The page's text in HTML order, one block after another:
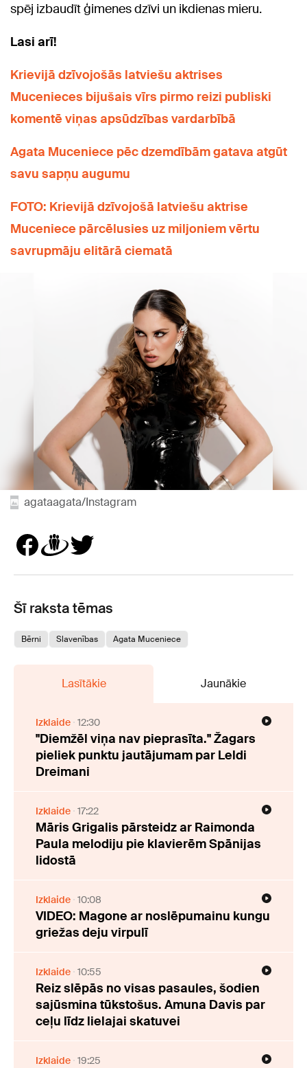
spēj izbaudīt ģimenes dzīvi un ikdienas mieru.
Lasi arī!
Krievijā dzīvojošās latviešu aktrises
Mucenieces bijušais vīrs pirmo reizi publiski
komentē viņas apsūdzības vardarbībā
Agata Muceniece pēc dzemdībām gatava atgūt
savu sapņu augumu
FOTO: Krievijā dzīvojošā latviešu aktrise
Muceniece pārcēlusies uz miljoniem vērtu
savrupmāju elitārā ciematā
agataagata/Instagram
Šī raksta tēmas
Bērni Slavenības Agata Muceniece
Lasītākie Jaunākie
Izklaide 12:30
"Diemžēl viņa nav pieprasīta." Žagars
pieliek punktu jautājumam par Leldi
Dreimani
Izklaide 17:22
Māris Grigalis pārsteidz ar Raimonda
Paula melodiju pie klavierēm Spānijas
lidostā
Izklaide 10:08
VIDEO: Magone ar noslēpumainu kungu
griežas deju virpulī
Izklaide 10:55
Reiz slēpās no visas pasaules, šodien
sajūsmina tūkstošus. Amuna Davis par
ceļu līdz lielajai skatuvei
Izklaide 19:25